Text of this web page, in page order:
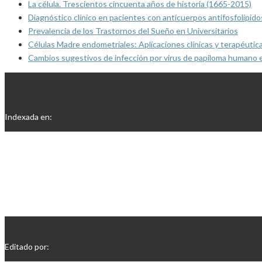
La célula. Trescientos cincuenta años de historia (1665-2015)
Diagnóstico clínico en pacientes con anticuerpos
Prevalencia de los Trastornos del Sueño en Universitarios
Células Madre endometriales: Aplicaciones clínicas y
Cambios sugestivos de infección por virus de papiloma
Indexada en:
Editado por: